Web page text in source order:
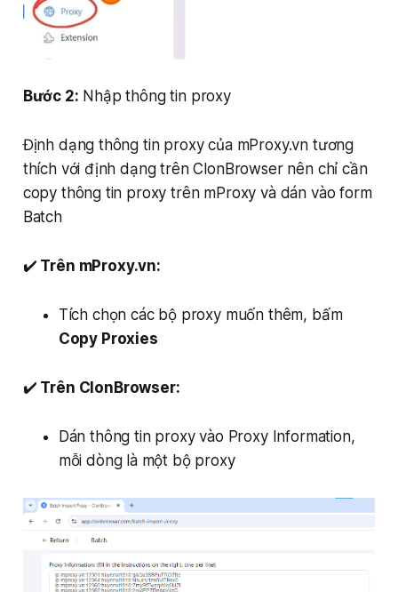
Bước 2: Nhập thông tin proxy
Định dạng thông tin proxy của mProxy.vn tương
thích với định dạng trên ClonBrowser nên chỉ cần
copy thông tin proxy trên mProxy và dán vào form
Batch
✔️ Trên mProxy.vn:
Tích chọn các bộ proxy muốn thêm, bấm
Copy Proxies
✔️ Trên ClonBrowser:
Dán thông tin proxy vào Proxy Information,
mỗi dòng là một bộ proxy